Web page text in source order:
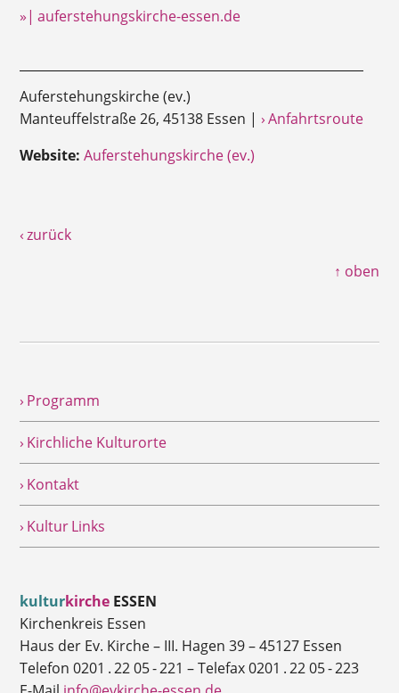
»| auferstehungskirche-essen.de
Auferstehungskirche (ev.)
Manteuffelstraße 26, 45138 Essen |› Anfahrtsroute
Website: Auferstehungskirche (ev.)
‹ zurück
↑ oben
› Programm
› Kirchliche Kulturorte
› Kontakt
› Kultur Links
kulturkirche ESSEN
Kirchenkreis Essen
Haus der Ev. Kirche – III. Hagen 39 – 45127 Essen
Telefon 0201 . 22 05 - 221 – Telefax 0201 . 22 05 - 223